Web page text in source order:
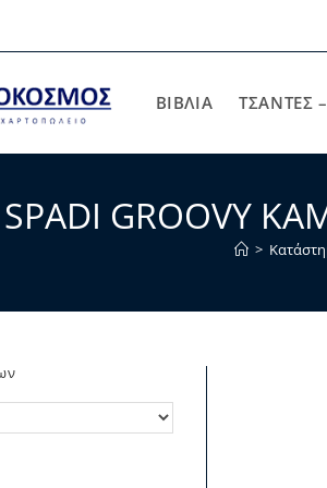
ΒΙΒΛΙΑ ΤΣΑΝΤΕΣ
SPADI GROOVY
>